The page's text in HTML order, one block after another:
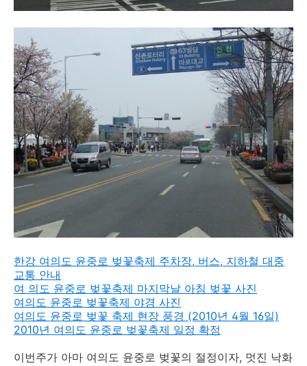
한강 여의도 윤중로 벚꽃축제 주차장, 버스, 지하철 대중
교통 안내
여 의도 윤중로 벚꽃축제 마지막날 아침 벚꽃 사진
여의도 윤중로 벚꽃축제 야경 사진
여의도 윤중로 벚꽃 축제 현장 풍경 (2010년 4월 16일)
2010년 여의도 윤중로 벚꽃축제 일정 확정
이번주가 아마 여의도 윤중로 벚꽃의 절정이자, 멋진 낙화